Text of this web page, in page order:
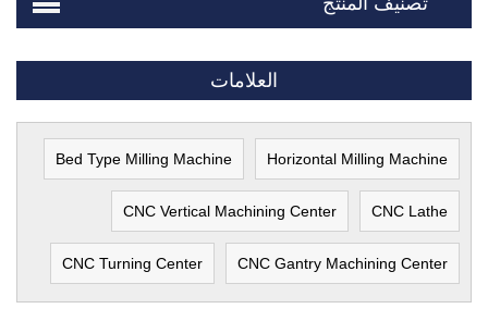
العلامات
Horizontal Milling Machine
Bed Type Milling Machine
CNC Lathe
CNC Vertical Machining Center
CNC Gantry Machining Center
CNC Turning Center